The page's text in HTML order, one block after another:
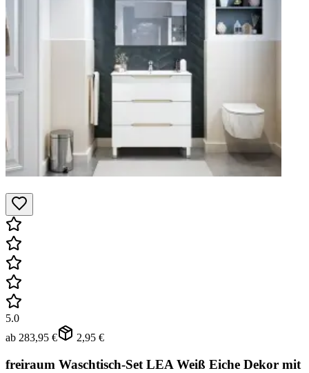
5.0
ab 283,95 € 2,95 €
freiraum Waschtisch-Set LEA Weiß Eiche Dekor mit